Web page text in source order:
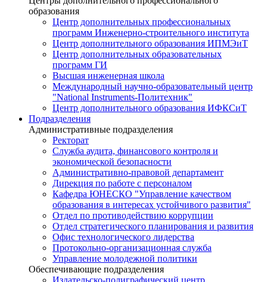
образования
Центр дополнительных профессиональных
программ Инженерно-строительного института
Центр дополнительного образования ИПМЭиТ
Центр дополнительных образовательных
программ ГИ
Высшая инженерная школа
Международный научно-образовательный центр
"National Instruments-Политехник"
Центр дополнительного образования ИФКСиТ
Подразделения
Административные подразделения
Ректорат
Служба аудита, финансового контроля и
экономической безопасности
Административно-правовой департамент
Дирекция по работе с персоналом
Кафедра ЮНЕСКО "Управление качеством
образования в интересах устойчивого развития"
Отдел по противодействию коррупции
Отдел стратегического планирования и развития
Офис технологического лидерства
Протокольно-организационная служба
Управление молодежной политики
Обеспечивающие подразделения
Издательско-полиграфический центр